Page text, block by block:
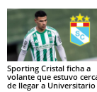
Sporting Cristal ficha a
volante que estuvo
de llegar a Universitario